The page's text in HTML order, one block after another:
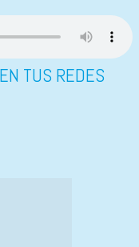
TUS REDES